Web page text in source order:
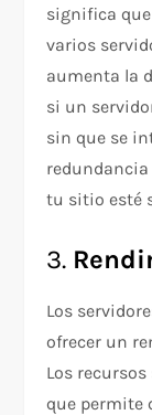
significa
varios
aumenta la
si un
sin que se
tu sitio esté
3.
Los
ofrecer un
Los
que permite